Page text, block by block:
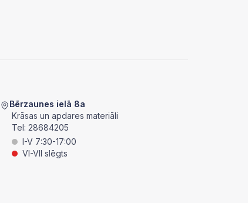
Bērzaunes ielā 8a
Krāsas un apdares materiāli
Tel: 28684205
I-V 7:30-17:00
VI-VII slēgts